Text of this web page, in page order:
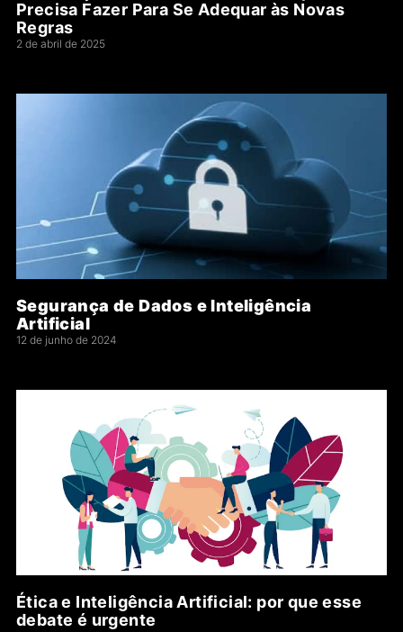
Precisa Fazer Para Se Adequar às Novas
Regras
2 de abril de 2025
Segurança de Dados e Inteligência
Artificial
12 de junho de 2024
Ética e Inteligência Artificial: por que esse
debate é urgente